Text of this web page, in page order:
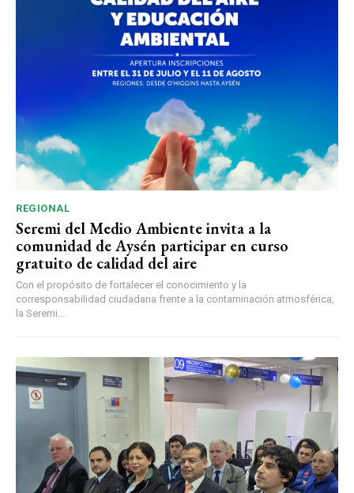
REGIONAL
Seremi del Medio Ambiente invita a la
comunidad de Aysén participar en curso
gratuito de calidad del aire
Con el propósito de fortalecer el conocimiento y la
corresponsabilidad ciudadana frente a la contaminación atmosférica,
la Seremi...